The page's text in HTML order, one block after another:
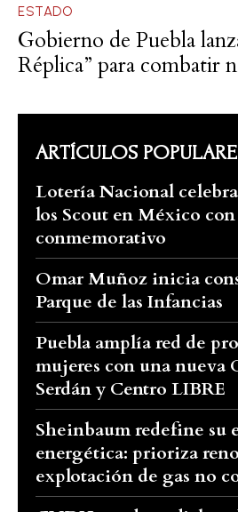
ESTADO
Gobierno de Puebla
Réplica” para combatir
ARTÍCULOS
Lotería Nacional
los Scout en México
conmemorativo
Omar Muñoz inicia
Parque de las Infancias
Puebla amplía red de
mujeres con una nueva
Serdán y Centro LIBRE
Sheinbaum redefine su
energética: prioriza
explotación de gas no